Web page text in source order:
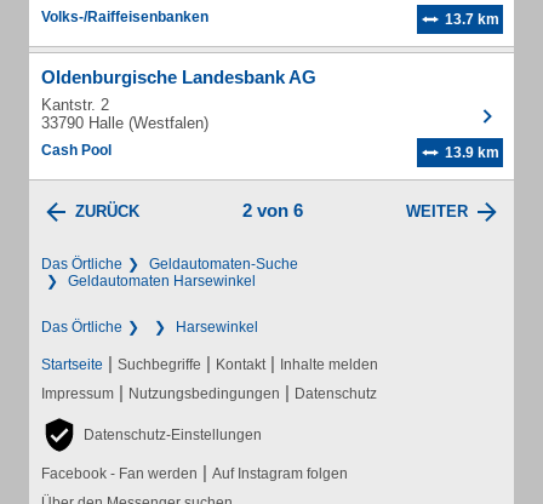
Volks-/Raiffeisenbanken 13.7 km
Oldenburgische Landesbank AG
Kantstr. 2
33790 Halle (Westfalen)
Cash Pool 13.9 km
ZURÜCK 2 von 6 WEITER
Das Örtliche
Geldautomaten-Suche
Geldautomaten Harsewinkel
Das Örtliche Harsewinkel
Startseite | Suchbegriffe | Kontakt | Inhalte melden
Impressum | Nutzungsbedingungen | Datenschutz
Datenschutz-Einstellungen
Facebook - Fan werden | Auf Instagram folgen